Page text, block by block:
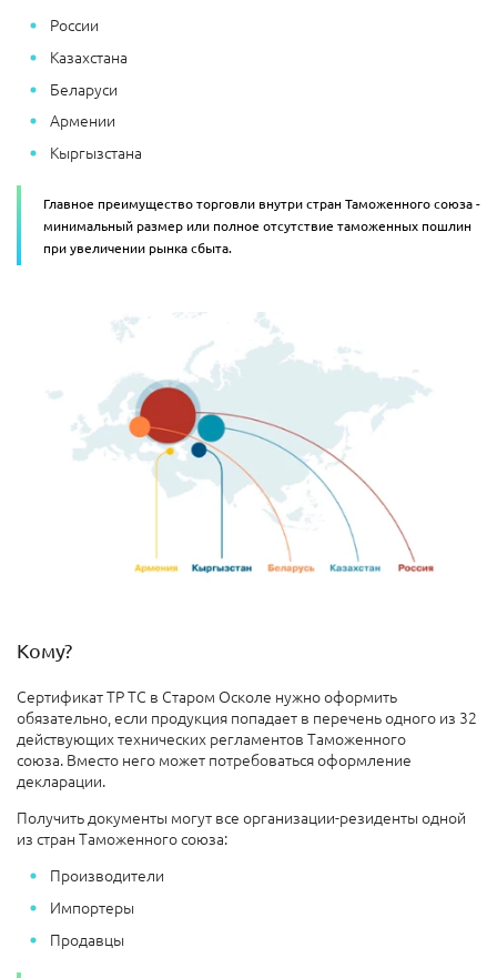
России
Казахстана
Беларуси
Армении
Кыргызстана
Главное преимущество торговли внутри стран Таможенного союза -
минимальный размер или полное отсутствие таможенных пошлин
при увеличении рынка сбыта.
Кому?
Сертификат ТР ТС в Старом Осколе нужно оформить
обязательно, если продукция попадает в перечень одного из 32
действующих технических регламентов Таможенного
союза. Вместо него может потребоваться оформление
декларации.
Получить документы могут все организации-резиденты одной
из стран Таможенного союза:
Производители
Импортеры
Продавцы